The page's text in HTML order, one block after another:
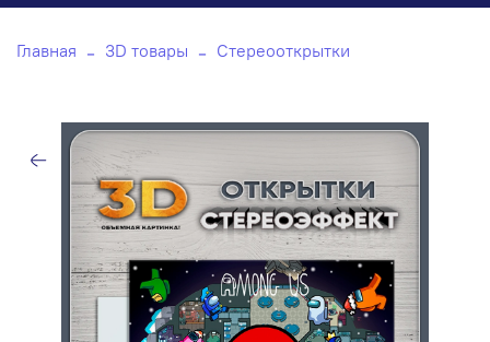
Главная 3D товары Стереооткрытки